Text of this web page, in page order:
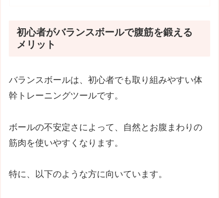
初心者がバランスボールで腹筋を鍛える
メリット
バランスボールは、初心者でも取り組みやすい体
幹トレーニングツールです。
ボールの不安定さによって、自然とお腹まわりの
筋肉を使いやすくなります。
特に、以下のような方に向いています。